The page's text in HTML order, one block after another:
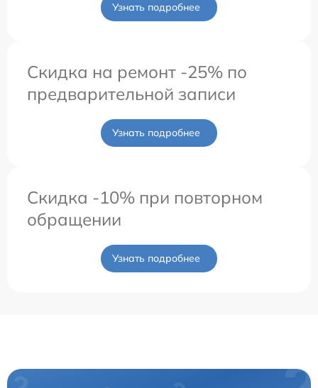
Узнать подробнее
Скидка на ремонт -25% по
предварительной записи
Узнать подробнее
Скидка -10% при повторном
обращении
Узнать подробнее